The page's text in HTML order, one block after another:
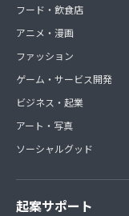
フード・飲食店
アニメ・漫画
ファッション
ゲーム・サービス開発
ビジネス・起業
アート・写真
ソーシャルグッド
起案サポート